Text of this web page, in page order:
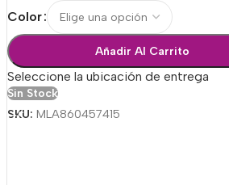
Color
Añadir Al Carrito
Seleccione la ubicación de entrega
Sin Stock
SKU: MLA860457415